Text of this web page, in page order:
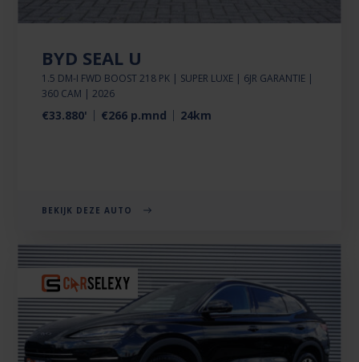
BYD SEAL U
1.5 DM-I FWD BOOST 218 PK | SUPER LUXE | 6JR GARANTIE |
360 CAM | 2026
€33.880' €266 p.mnd 24km
BEKIJK DEZE AUTO